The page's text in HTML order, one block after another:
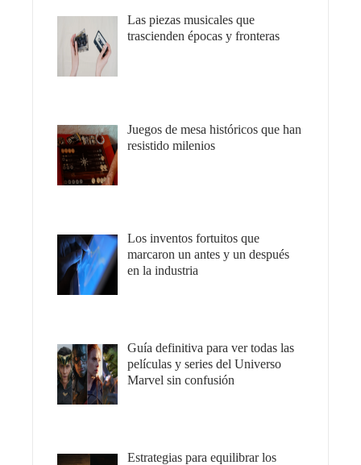
Las piezas musicales que
trascienden épocas y fronteras
Juegos de mesa históricos que han
resistido milenios
Los inventos fortuitos que
marcaron un antes y un después
en la industria
Guía definitiva para ver todas las
películas y series del Universo
Marvel sin confusión
Estrategias para equilibrar los